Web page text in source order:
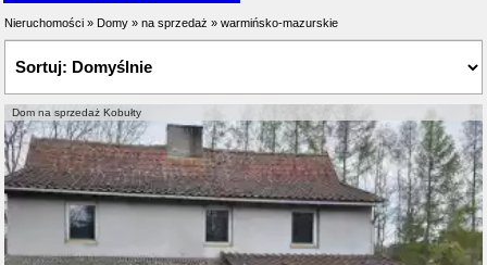
Nieruchomości » Domy »na sprzedaż »warmińsko-mazurskie
Dom na sprzedaż Kobułty